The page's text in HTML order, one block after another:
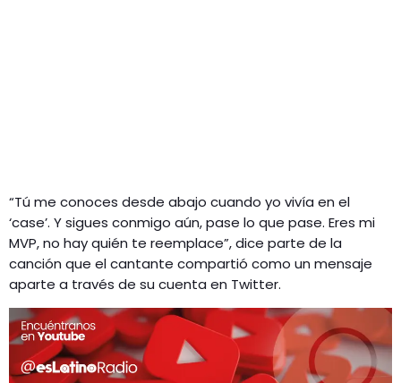
“Tú me conoces desde abajo cuando yo vivía en el
‘case’. Y sigues conmigo aún, pase lo que pase. Eres mi
MVP, no hay quién te reemplace”, dice parte de la
canción que el cantante compartió como un mensaje
aparte a través de su cuenta en Twitter.